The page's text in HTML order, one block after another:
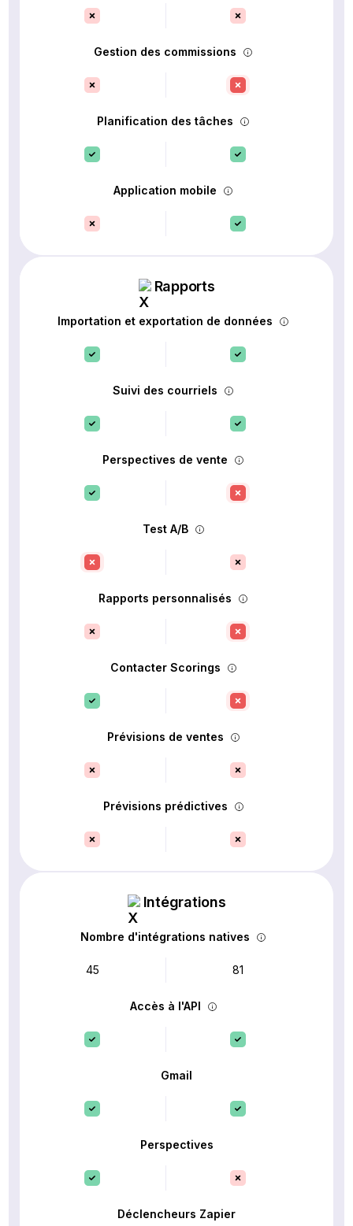
Gestion des commissions
Planification des tâches
Application mobile
Rapports
Importation et exportation de données
Suivi des courriels
Perspectives de vente
Test A/B
Rapports personnalisés
Contacter Scorings
Prévisions de ventes
Prévisions prédictives
Intégrations
Nombre d'intégrations natives
45 81
Accès à l'API
Gmail
Perspectives
Déclencheurs Zapier